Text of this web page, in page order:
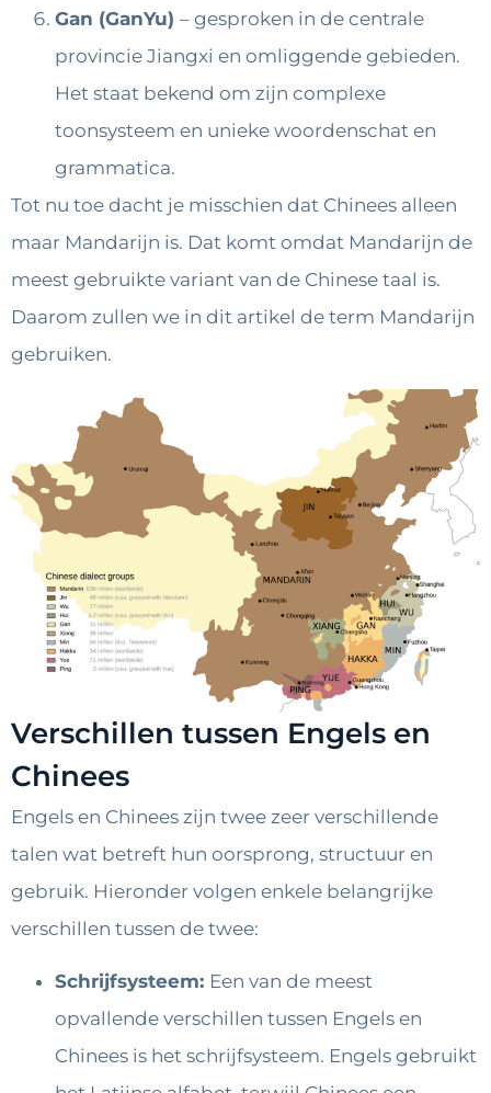
Gan (GanYu) – gesproken in de centrale
provincie Jiangxi en omliggende gebieden.
Het staat bekend om zijn complexe
toonsysteem en unieke woordenschat en
grammatica.
Tot nu toe dacht je misschien dat Chinees alleen
maar Mandarijn is. Dat komt omdat Mandarijn de
meest gebruikte variant van de Chinese taal is.
Daarom zullen we in dit artikel de term Mandarijn
gebruiken.
Verschillen tussen Engels en
Chinees
Engels en Chinees zijn twee zeer verschillende
talen wat betreft hun oorsprong, structuur en
gebruik. Hieronder volgen enkele belangrijke
verschillen tussen de twee:
Schrijfsysteem: Een van de meest
opvallende verschillen tussen Engels en
Chinees is het schrijfsysteem. Engels gebruikt